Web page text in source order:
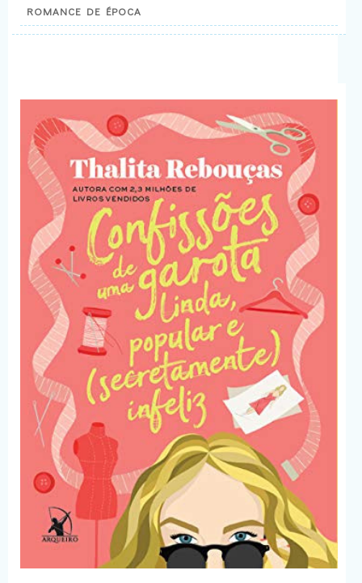
ROMANCE DE ÉPOCA